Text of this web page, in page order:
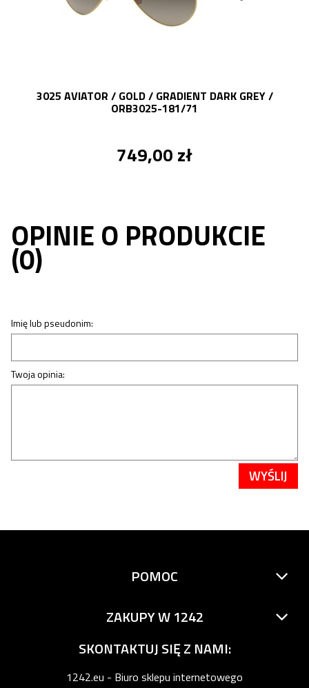
3025 AVIATOR / GOLD / GRADIENT DARK GREY /
ORB3025-181/71
749,00 zł
OPINIE O PRODUKCIE
(0)
Imię lub pseudonim:
Twoja opinia:
WYŚLIJ
POMOC
ZAKUPY W 1242
SKONTAKTUJ SIĘ Z NAMI:
1242.eu - Biuro sklepu internetowego